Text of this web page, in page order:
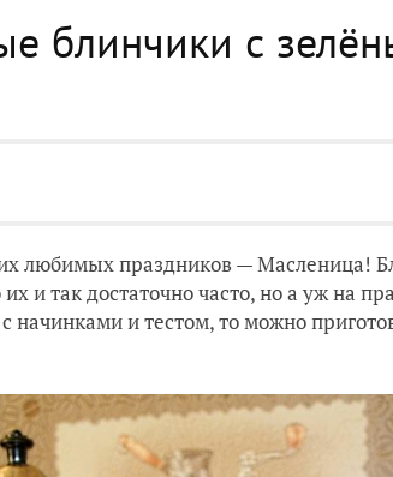
блинчики с
любимых праздников — Масленица!
и так достаточно часто, но а уж на
начинками и тестом, то можно